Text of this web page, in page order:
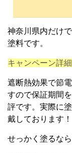
神奈川県内だけ
塗料です。
キャンペーン詳
遮断熱効果で節
すので保証期間
評です。実際に
戴しております！
せっかく塗るな